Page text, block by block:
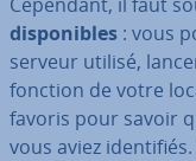
dis­po­nibles : vous
serveur utilisé,
fonction de votre
favoris pour savoir
vous aviez